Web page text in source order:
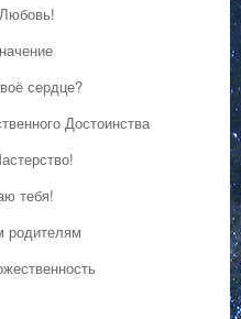
сердце?
Достоинства
тебя!
родителям